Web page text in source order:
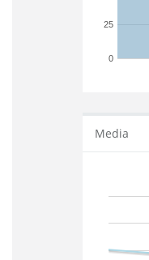
0
25
Media